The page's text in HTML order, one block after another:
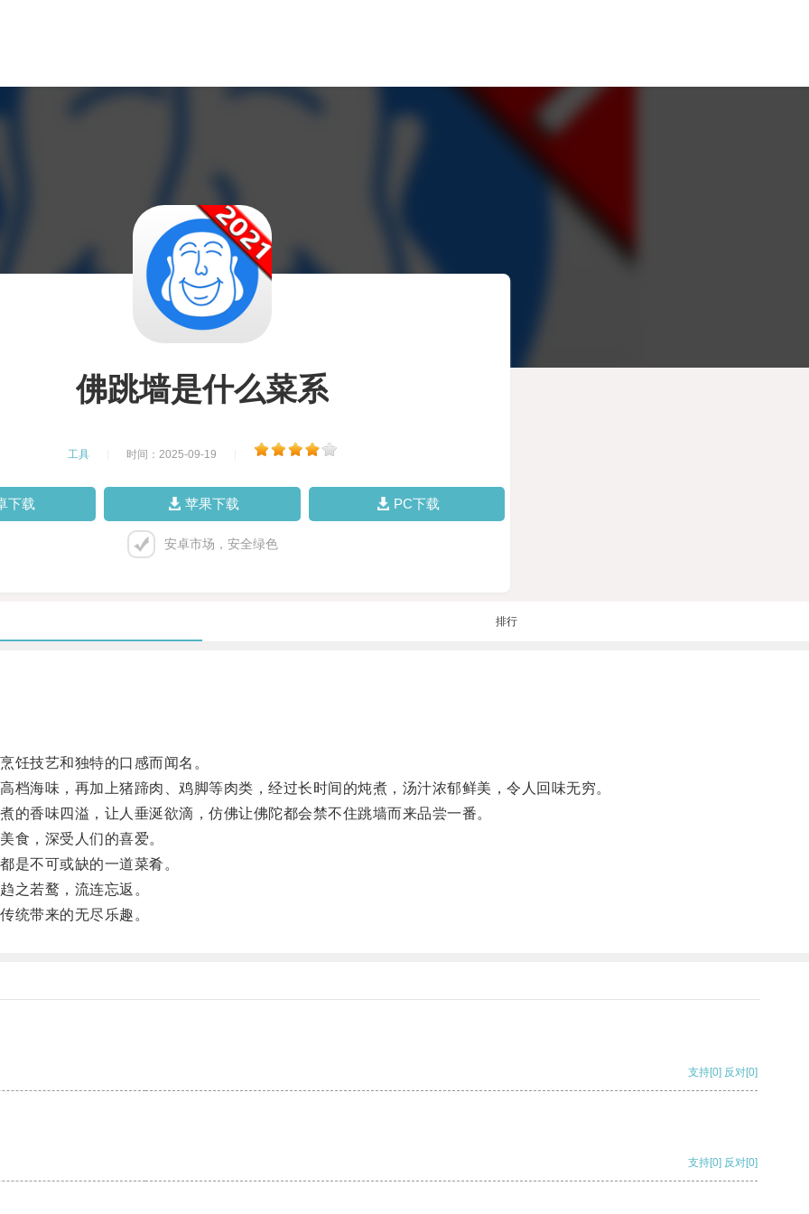
佛跳墙是什么菜系
工具 时间：2025-09-19
下载 苹果下载 PC下载
安卓市场，安全绿色
排行
技艺和独特的口感而闻名。
味，再加上猪蹄肉、鸡脚等肉类，经过长时间的炖煮，汤汁浓郁鲜美，令人回味无穷。
味四溢，让人垂涎欲滴，仿佛让佛陀都会禁不住跳墙而来品尝一番。
，深受人们的喜爱。
不可或缺的一道菜肴。
若鹜，流连忘返。
带来的无尽乐趣。
支持[0] 反对[0]
支持[0] 反对[0]